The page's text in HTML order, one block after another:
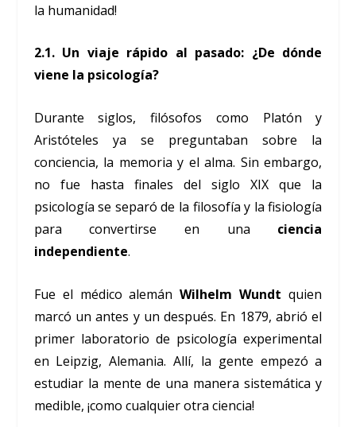
la humanidad!
2.1. Un viaje rápido al pasado: ¿De dónde
viene la psicología?
Durante siglos, filósofos como Platón y
Aristóteles ya se preguntaban sobre la
conciencia, la memoria y el alma. Sin embargo,
no fue hasta finales del siglo XIX que la
psicología se separó de la filosofía y la fisiología
para convertirse en una ciencia
independiente.
Fue el médico alemánWilhelm Wundt quien
marcó un antes y un después. En 1879, abrió el
primer laboratorio de psicología experimental
en Leipzig, Alemania. Allí, la gente empezó a
estudiar la mente de una manera sistemática y
medible, ¡como cualquier otra ciencia!